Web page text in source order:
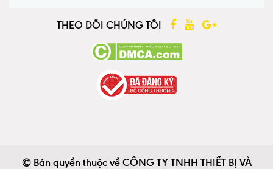
THEO DÕI CHÚNG TÔI
© Bản quyền thuộc về CÔNG TY TNHH THIẾT BỊ VÀ